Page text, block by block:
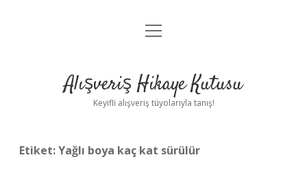
Anasayfa
Yasal Uyarı
menüyü
Alışveriş Hikaye Kutusu
Keyifli alışveriş tüyolarıyla tanış!
Etiket:Yağlı boya kaç kat sürülür